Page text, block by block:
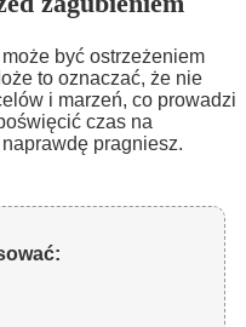
być ostrzeżeniem
to oznaczać, że nie
i marzeń, co prowadzi
czas na
pragniesz.